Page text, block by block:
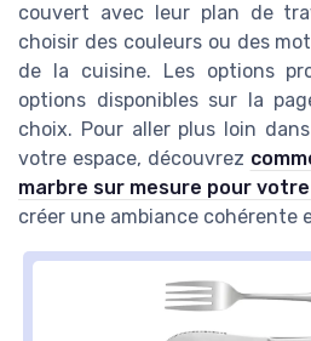
couvert avec leur plan de
choisir des couleurs ou des
de la cuisine. Les options
options disponibles sur la
choix. Pour aller plus loin
votre espace, découvrez
marbre sur mesure pour
créer une ambiance cohérente